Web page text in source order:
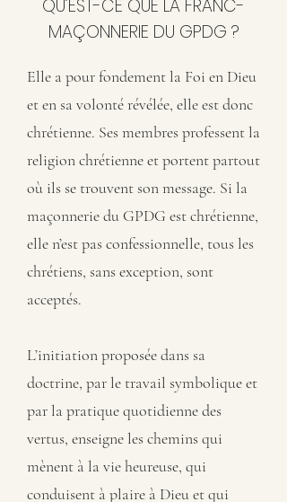
QU’EST-CE QUE LA FRANC-
MAÇONNERIE DU GPDG ?
Elle a pour fondement la Foi en Dieu
et en sa volonté révélée, elle est donc
chrétienne. Ses membres professent la
religion chrétienne et portent partout
où ils se trouvent son message. Si la
maçonnerie du GPDG est chrétienne,
elle n’est pas confessionnelle, tous les
chrétiens, sans exception, sont
acceptés.
L’initiation proposée dans sa
doctrine, par le travail symbolique et
par la pratique quotidienne des
vertus, enseigne les chemins qui
mènent à la vie heureuse, qui
conduisent à plaire à Dieu et qui